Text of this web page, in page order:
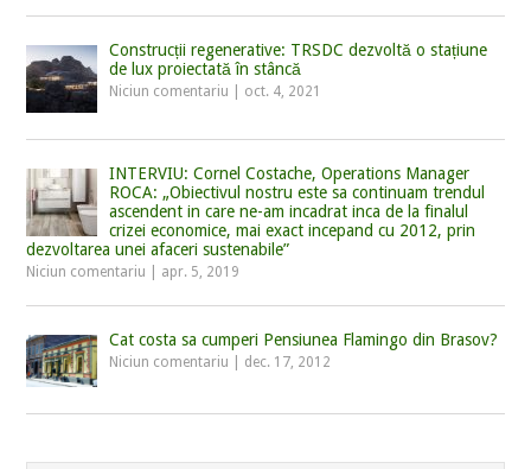
Construcții regenerative: TRSDC dezvoltă o stațiune
de lux proiectată în stâncă
Niciun comentariu oct. 4, 2021
INTERVIU: Cornel Costache, Operations Manager
ROCA: „Obiectivul nostru este sa continuam trendul
ascendent in care ne-am incadrat inca de la finalul
crizei economice, mai exact incepand cu 2012, prin
dezvoltarea unei afaceri sustenabile”
Niciun comentariu apr. 5, 2019
Cat costa sa cumperi Pensiunea Flamingo din Brasov?
Niciun comentariu dec. 17, 2012